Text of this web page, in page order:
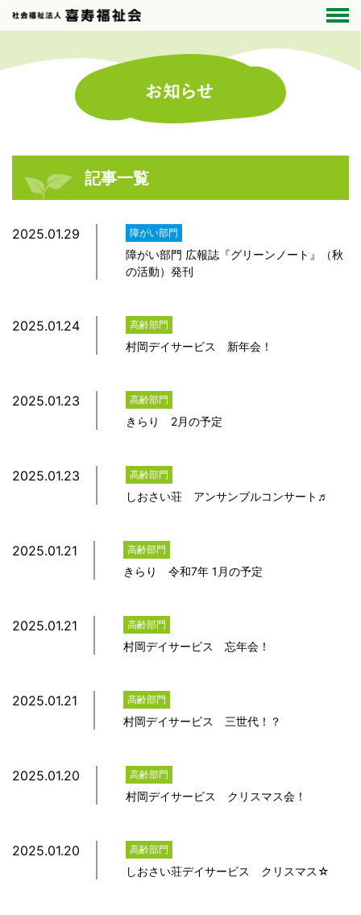
記事一覧
2025.01.29 障がい部門
障がい部門 広報誌『グリーンノート』（秋
の活動）発刊
2025.01.24 高齢部門
村岡デイサービス 新年会！
2025.01.23 高齢部門
きらり 2月の予定
2025.01.23 高齢部門
しおさい荘 アンサンブルコンサート♬
2025.01.21 高齢部門
きらり 令和7年 1月の予定
2025.01.21 高齢部門
村岡デイサービス 忘年会！
2025.01.21 高齢部門
村岡デイサービス 三世代！？
2025.01.20 高齢部門
村岡デイサービス クリスマス会！
2025.01.20 高齢部門
しおさい荘デイサービス クリスマス☆